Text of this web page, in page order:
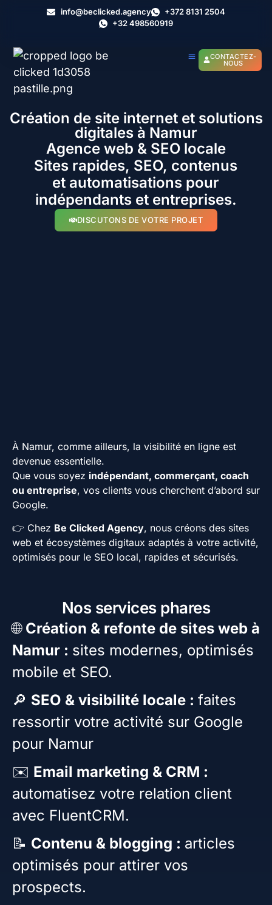
info@beclicked.agency
+372 8131 2504
+32 498560919
CONTACTEZ-
NOUS
Création de site internet et solutions
digitales à Namur
Agence web & SEO locale
Sites rapides, SEO, contenus
et automatisations pour
indépendants et entreprises.
DISCUTONS DE VOTRE PROJET
À Namur, comme ailleurs, la visibilité en ligne est
devenue essentielle.
Que vous soyez indépendant, commerçant, coach
ou entreprise, vos clients vous cherchent d’abord sur
Google.
👉 Chez Be Clicked Agency, nous créons des sites
web et écosystèmes digitaux adaptés à votre activité,
optimisés pour le SEO local, rapides et sécurisés.
Nos services phares
🌐 Création & refonte de sites web à
Namur : sites modernes, optimisés
mobile et SEO.
🔎 SEO & visibilité locale : faites
ressortir votre activité sur Google
pour Namur
✉️ Email marketing & CRM :
automatisez votre relation client
avec FluentCRM.
📝 Contenu & blogging : articles
optimisés pour attirer vos
prospects.